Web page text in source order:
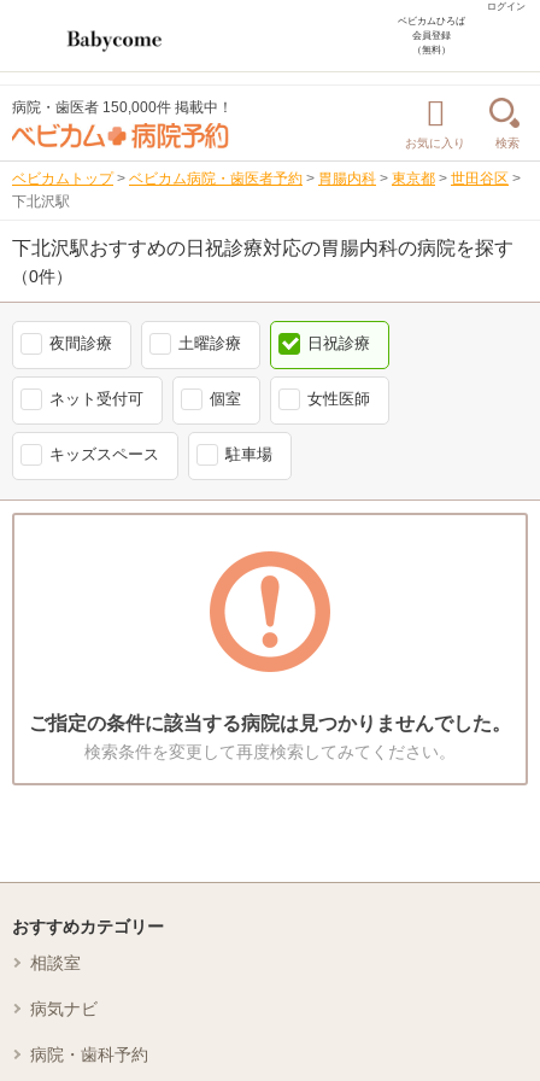
ログイン
ベビカムひろば
会員登録
（無料）
病院・歯医者 150,000件 掲載中！
お気に入り 検索
ベビカムトップ > ベビカム病院・歯医者予約 > 胃腸内科 > 東京都 > 世田谷区 >
下北沢駅
下北沢駅おすすめの日祝診療対応の胃腸内科の病院を探す
（0件）
夜間診療 土曜診療 日祝診療
ネット受付可 個室 女性医師
キッズスペース 駐車場
ご指定の条件に該当する病院は見つかりませんでした。
検索条件を変更して再度検索してみてください。
おすすめカテゴリー
相談室
病気ナビ
病院・歯科予約